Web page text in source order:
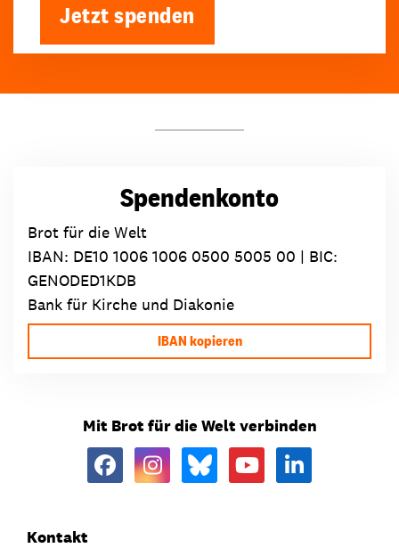
Jetzt spenden
Spendenkonto
Brot für die Welt
IBAN: DE10 1006 1006 0500 5005 00 | BIC:
GENODED1KDB
Bank für Kirche und Diakonie
IBAN kopieren
Mit Brot für die Welt verbinden
Kontakt